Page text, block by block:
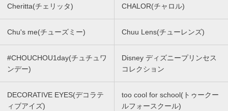
Cheritta(チェリッタ) CHALOR(チャロル)
Chu's me(チューズミー) Chuu Lens(チューレンズ)
#CHOUCHOU1day(チュチュワ
ンデー)
Disney ディズニープリンセス
コレクション
DECORATIVE EYES(デコラテ
ィブアイズ)
too cool for school(トゥークー
ルフォースクール)